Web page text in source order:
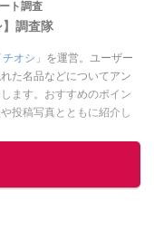
ト調査
調査隊
オシ」 を運営。ユーザー
た名品などについてアン
ます。おすすめのポイン
投稿写真とともに紹介し
トの他の記事を読む